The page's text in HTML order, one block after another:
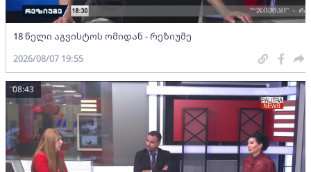
18 წელი აგვისტოს ომიდან - რეზიუმე
2026/08/07 19:55
08:43